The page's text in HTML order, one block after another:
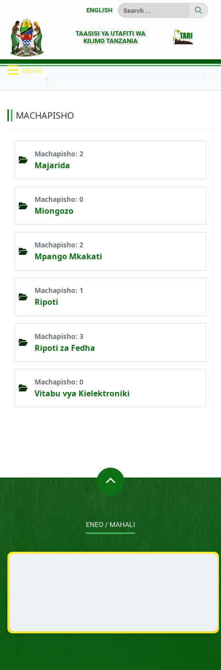
ENGLISH
TAASISI YA UTAFITI WA
KILIMO TANZANIA
MENU
MACHAPISHO
Machapisho: 2
Majarida
Machapisho: 0
Miongozo
Machapisho: 2
Mpango Mkakati
Machapisho: 1
Ripoti
Machapisho: 3
Ripoti za Fedha
Machapisho: 0
Vitabu vya Kielektroniki
ENEO / MAHALI